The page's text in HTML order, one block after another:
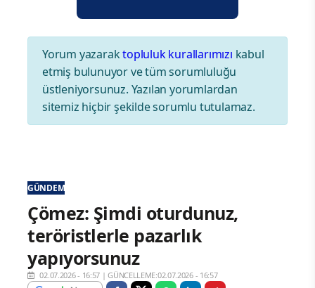
Yorum yazaraktopluluk kurallarımızı kabul
etmiş bulunuyor ve tüm sorumluluğu
üstleniyorsunuz. Yazılan yorumlardan
sitemiz hiçbir şekilde sorumlu tutulamaz.
GÜNDEM
Çömez: Şimdi oturdunuz,
teröristlerle pazarlık
yapıyorsunuz
02.07.2026 - 16:57 |GÜNCELLEME:02.07.2026 - 16:57